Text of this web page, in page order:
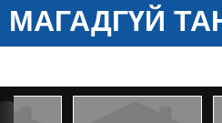
МАГАДГҮЙ